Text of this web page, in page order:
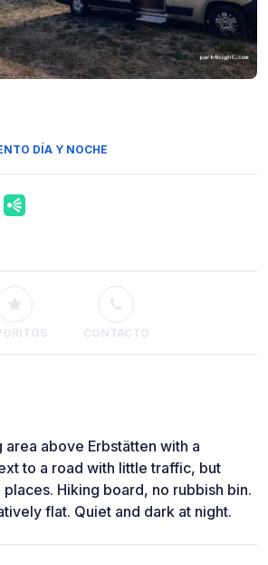
DÍA Y NOCHE
CONTACTO
above Erbstätten with a
to a road with little traffic, but
Hiking board, no rubbish bin.
flat. Quiet and dark at night.